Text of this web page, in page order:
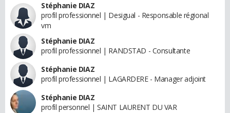
Stéphanie DIAZ
profil professionnel | Desigual - Responsable régional
vm
Stéphanie DIAZ
profil professionnel | RANDSTAD - Consultante
Stéphanie DIAZ
profil professionnel | LAGARDERE - Manager adjoint
Stéphanie DIAZ
profil personnel | SAINT LAURENT DU VAR